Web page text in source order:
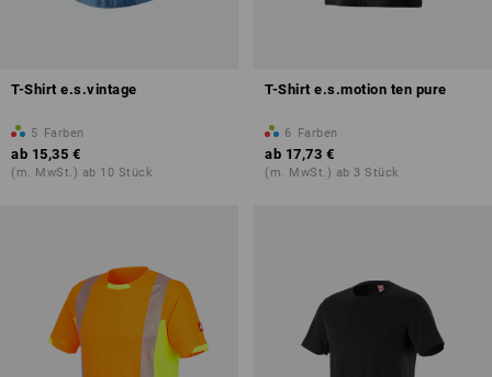
T-Shirt e.s.vintage
5 Farben
ab 15,35 €
(m. MwSt.) ab 10 Stück
T-Shirt e.s.motion ten pure
6 Farben
ab 17,73 €
(m. MwSt.) ab 3 Stück